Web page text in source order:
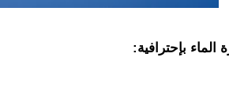
بإحترافية: